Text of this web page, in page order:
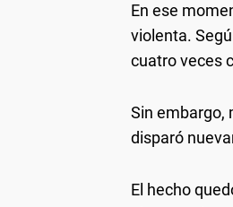
En ese
violenta.
cuatro veces
Sin embargo,
disparó
El hecho